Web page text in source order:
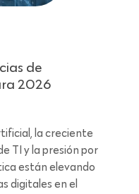
de
2026
la creciente
TI y la presión por
están elevando
digitales en el